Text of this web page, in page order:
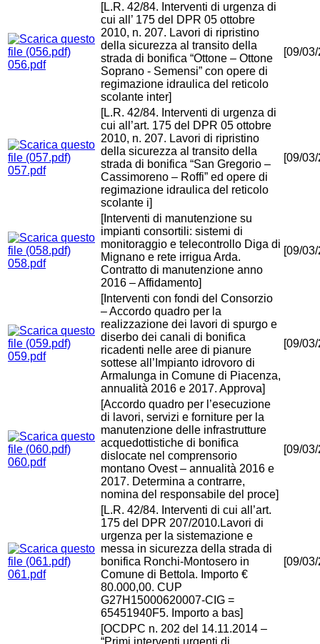
056.pdf
[L.R. 42/84. Interventi di urgenza di
cui all’ 175 del DPR 05 ottobre
2010, n. 207. Lavori di ripristino
della sicurezza al transito della
strada di bonifica “Ottone – Ottone
Soprano - Semensi” con opere di
regimazione idraulica del reticolo
scolante inter]
[09/
057.pdf
[L.R. 42/84. Interventi di urgenza di
cui all’art. 175 del DPR 05 ottobre
2010, n. 207. Lavori di ripristino
della sicurezza al transito della
strada di bonifica “San Gregorio –
Cassimoreno – Roffi” ed opere di
regimazione idraulica del reticolo
scolante i]
[09/
058.pdf
[Interventi di manutenzione su
impianti consortili: sistemi di
monitoraggio e telecontrollo Diga di
Mignano e rete irrigua Arda.
Contratto di manutenzione anno
2016 – Affidamento]
[09/
059.pdf
[Interventi con fondi del Consorzio
– Accordo quadro per la
realizzazione dei lavori di spurgo e
diserbo dei canali di bonifica
ricadenti nelle aree di pianure
sottese all’Impianto idrovoro di
Armalunga in Comune di Piacenza,
annualità 2016 e 2017. Approva]
[09/
060.pdf
[Accordo quadro per l’esecuzione
di lavori, servizi e forniture per la
manutenzione delle infrastrutture
acquedottistiche di bonifica
dislocate nel comprensorio
montano Ovest – annualità 2016 e
2017. Determina a contrarre,
nomina del responsabile del proce]
[09/
061.pdf
[L.R. 42/84. Interventi di cui all’art.
175 del DPR 207/2010.Lavori di
urgenza per la sistemazione e
messa in sicurezza della strada di
bonifica Ronchi-Montosero in
Comune di Bettola. Importo €
80.000,00. CUP
G27H15000620007-CIG =
65451940F5. Importo a bas]
[09/
[OCDPC n. 202 del 14.11.2014 –